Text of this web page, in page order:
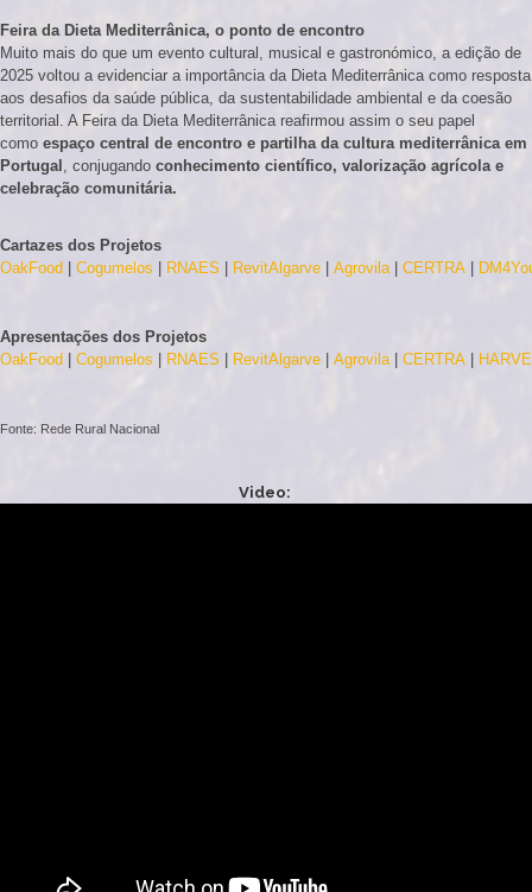
Feira da Dieta Mediterrânica, o ponto de encontro
Muito mais do que um evento cultural, musical e gastronómico, a edição de
2025 voltou a evidenciar a importância da Dieta Mediterrânica como resposta
aos desafios da saúde pública, da sustentabilidade ambiental e da coesão
territorial. A Feira da Dieta Mediterrânica reafirmou assim o seu papel
como espaço central de encontro e partilha da cultura mediterrânica em
Portugal , conjugando conhecimento científico, valorização agrícola e
celebração comunitária.
Cartazes dos Projetos
OakFood
Cogumelos RNAES RevitAlgarve Agrovila| CERTRA
Apresentações dos Projetos
OakFood
Cogumelos RNAES RevitAlgarve Agrovila| CERTRA
Fonte: Rede Rural Nacional
Video: